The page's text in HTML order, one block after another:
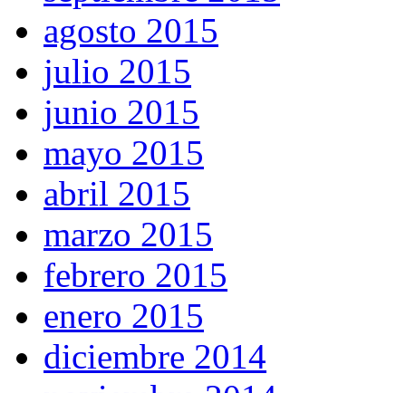
agosto 2015
julio 2015
junio 2015
mayo 2015
abril 2015
marzo 2015
febrero 2015
enero 2015
diciembre 2014